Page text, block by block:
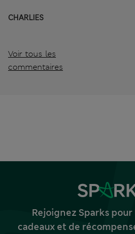
CHARLIES
Voir tous les
commentaires
Rejoignez Sparks
cadeaux et de